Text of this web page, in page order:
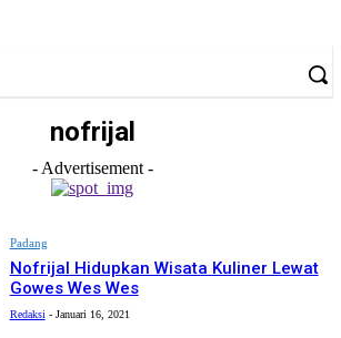
nofrijal
- Advertisement -
Padang
Nofrijal Hidupkan Wisata Kuliner Lewat
Gowes Wes Wes
Redaksi - Januari 16, 2021